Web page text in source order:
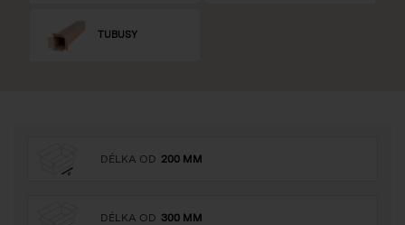
TUBUSY
DÉLKA OD 200 MM
DÉLKA OD 300 MM